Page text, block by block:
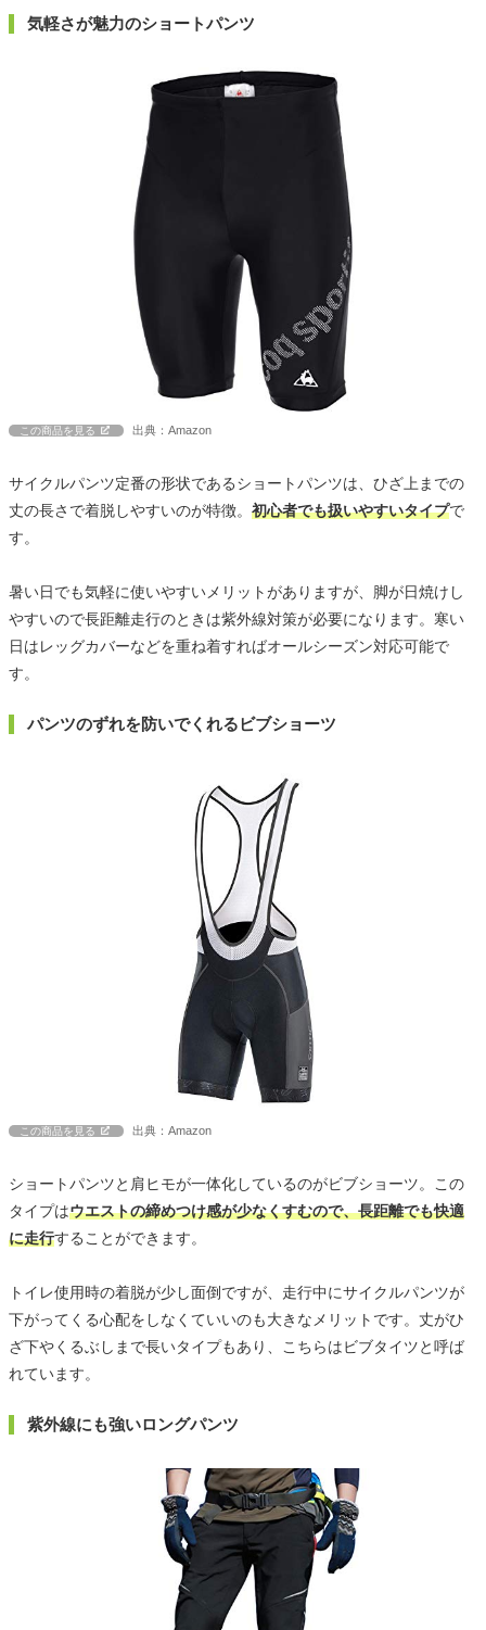
気軽さが魅力のショートパンツ
この商品を見る 出典：Amazon
サイクルパンツ定番の形状であるショートパンツは、ひざ上までの
丈の長さで着脱しやすいのが特徴。 初心者でも扱いやすいタイプで
す。
暑い日でも気軽に使いやすいメリットがありますが、脚が日焼けし
やすいので長距離走行のときは紫外線対策が必要になります。寒い
日はレッグカバーなどを重ね着すればオールシーズン対応可能で
す。
パンツのずれを防いでくれるビブショーツ
この商品を見る 出典：Amazon
ショートパンツと肩ヒモが一体化しているのがビブショーツ。この
タイプはウエストの締めつけ感が少なくすむので、長距離でも快適
に走行することができます。
トイレ使用時の着脱が少し面倒ですが、走行中にサイクルパンツが
下がってくる心配をしなくていいのも大きなメリットです。丈がひ
ざ下やくるぶしまで長いタイプもあり、こちらはビブタイツと呼ば
れています。
紫外線にも強いロングパンツ